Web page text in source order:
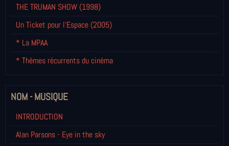
THE TRUMAN SHOW (1998)
Un Ticket pour l'Espace (2005)
* La MPAA
* Thèmes récurrents du cinéma
NOM - MUSIQUE
INTRODUCTION
Alan Parsons - Eye in the sky